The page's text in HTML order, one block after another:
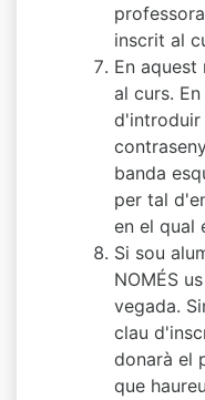
inscrit al
En
al curs.
d'introduir
banda
per tal
en el qual
Si sou
NOMÉS
vegada.
clau
donarà el
que